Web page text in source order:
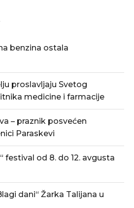
benzina ostala
proslavljaju Svetog
medicine i farmacije
– praznik posvećen
Paraskevi
festival od 8. do 12. avgusta
dani“ Žarka Talijana u